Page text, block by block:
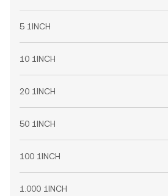
5 1INCH
10 1INCH
20 1INCH
50 1INCH
100 1INCH
1.000 1INCH